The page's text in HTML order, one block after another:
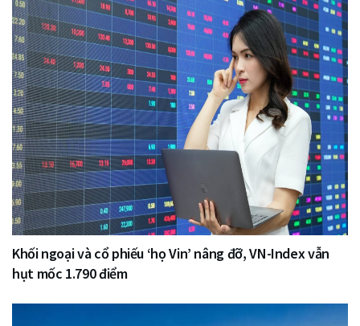
Khối ngoại và cổ phiếu ‘họ Vin’ nâng đỡ, VN-Index vẫn
hụt mốc 1.790 điểm